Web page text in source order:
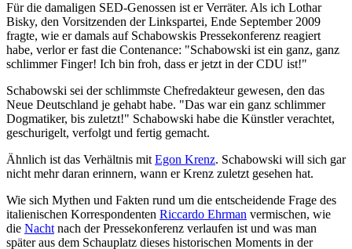
Für die damaligen SED-Genossen ist er Verräter. Als ich Lothar
Bisky, den Vorsitzenden der Linkspartei, Ende September 2009
fragte, wie er damals auf Schabowskis Pressekonferenz reagiert
habe, verlor er fast die Contenance: "Schabowski ist ein ganz, ganz
schlimmer Finger! Ich bin froh, dass er jetzt in der CDU ist!"
Schabowski sei der schlimmste Chefredakteur gewesen, den das
Neue Deutschland je gehabt habe. "Das war ein ganz schlimmer
Dogmatiker, bis zuletzt!" Schabowski habe die Künstler verachtet,
geschurigelt, verfolgt und fertig gemacht.
Ähnlich ist das Verhältnis mit Egon Krenz. Schabowski will sich gar
nicht mehr daran erinnern, wann er Krenz zuletzt gesehen hat.
Wie sich Mythen und Fakten rund um die entscheidende Frage des
italienischen Korrespondenten Riccardo Ehrman vermischen, wie
die Nacht nach der Pressekonferenz verlaufen ist und was man
später aus dem Schauplatz dieses historischen Moments in der